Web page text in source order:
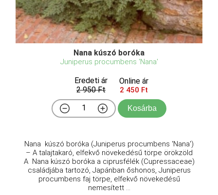
Nana kúszó boróka
Juniperus procumbens 'Nana'
Eredeti ár
2 950 Ft
Online ár
2 450 Ft
Kosárba
Nana kúszó boróka (Juniperus procumbens 'Nana')
– A talajtakaró, elfekvő növekedésű törpe örökzöld
A Nana kúszó boróka a ciprusfélék (Cupressaceae)
családjába tartozó, Japánban őshonos, Juniperus
procumbens faj törpe, elfekvő növekedésű
nemesített ...